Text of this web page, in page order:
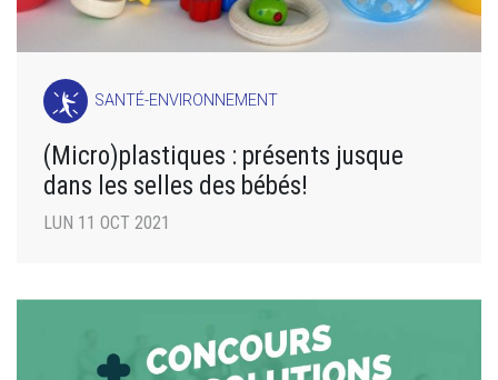
SANTÉ-ENVIRONNEMENT
(Micro)plastiques : présents jusque
dans les selles des bébés!
LUN 11 OCT 2021